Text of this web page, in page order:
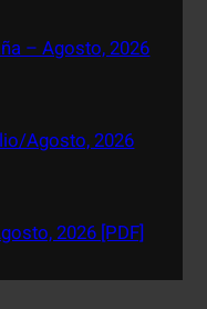
– Agosto, 2026
Agosto, 2026
2026 [PDF]